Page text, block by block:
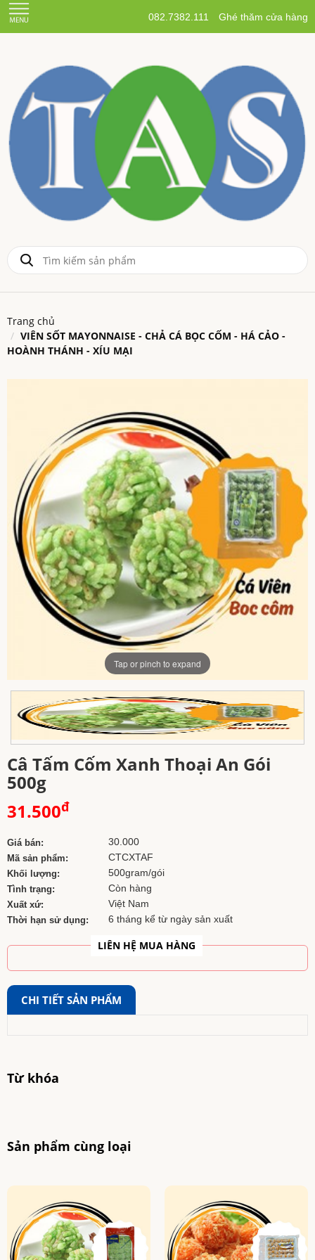
082.7382.111 Ghé thăm cửa hàng
Trang chủ
VIÊN SỐT MAYONNAISE - CHẢ CÁ BỌC CỐM - HÁ CẢO -
HOÀNH THÁNH - XÍU MẠI
Tap or pinch to expand
Câ Tấm Cốm Xanh Thoại An Gói
500g
31.500đ
Giá bán: 30.000
Mã sản phẩm: CTCXTAF
Khối lượng: 500gram/gói
Tình trạng: Còn hàng
Xuất xứ: Việt Nam
Thời hạn sử dụng: 6 tháng kể từ ngày sản xuất
LIÊN HỆ MUA HÀNG
CHI TIẾT SẢN PHẨM
Từ khóa
Sản phẩm cùng loại